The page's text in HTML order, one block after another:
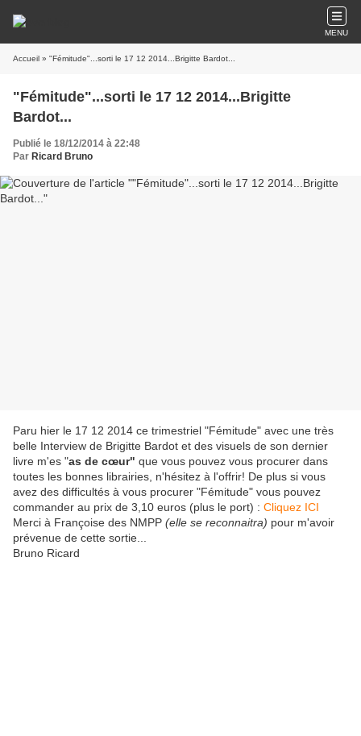
MENU
Accueil » "Fémitude"...sorti le 17 12 2014...Brigitte Bardot...
"Fémitude"...sorti le 17 12 2014...Brigitte
Bardot...
Publié le 18/12/2014 à 22:48
Par Ricard Bruno
Paru hier le 17 12 2014 ce trimestriel "Fémitude" avec une très
belle Interview de Brigitte Bardot et des visuels de son dernier
livre m'es "as de cœur" que vous pouvez vous procurer dans
toutes les bonnes librairies, n'hésitez à l'offrir! De plus si vous
avez des difficultés à vous procurer "Fémitude" vous pouvez
commander au prix de 3,10 euros (plus le port) : Cliquez ICI
Merci à Françoise des NMPP (elle se reconnaitra) pour m'avoir
prévenue de cette sortie...
Bruno Ricard